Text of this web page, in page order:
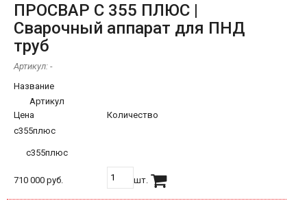
ПРОСВАР С 355 ПЛЮС |
Сварочный аппарат для ПНД
труб
Артикул: -
Название
Артикул
Цена
Количество
с355плюс
с355плюс
710 000 руб. шт.